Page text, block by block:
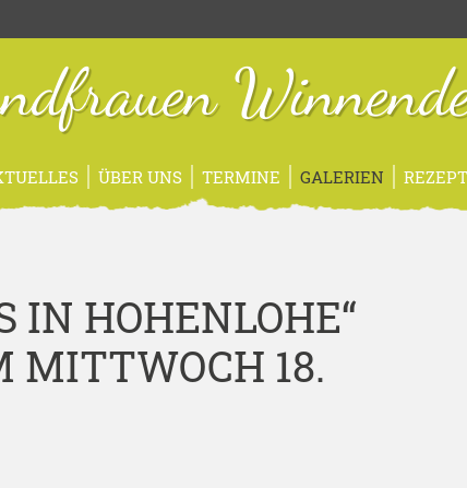
ÜBER UNS TERMINE GALERIEN
IN HOHENLOHE“
MITTWOCH 18.